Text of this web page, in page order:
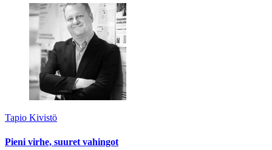
Tapio Kivistö
Pieni virhe, suuret vahingot